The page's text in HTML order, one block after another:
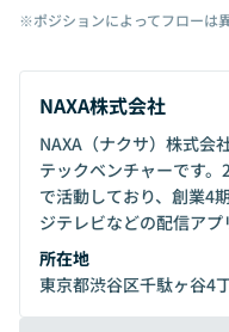
※ポジションによってフローは
NAXA株式会社
NAXA（ナクサ）株式
テックベンチャーです
で活動しており、創業4
ジテレビなどの配信ア
を中心に、50件以上の実
大きな変革期を迎え、自
界1位のAI字幕システム
所在地
東京都渋谷区千駄ヶ谷